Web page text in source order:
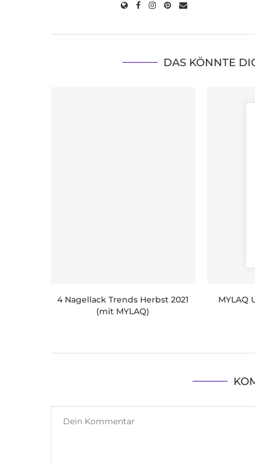
DAS KÖNNTE
4 Nagellack Trends Herbst 2021
(mit MYLAQ)
MYLAQ